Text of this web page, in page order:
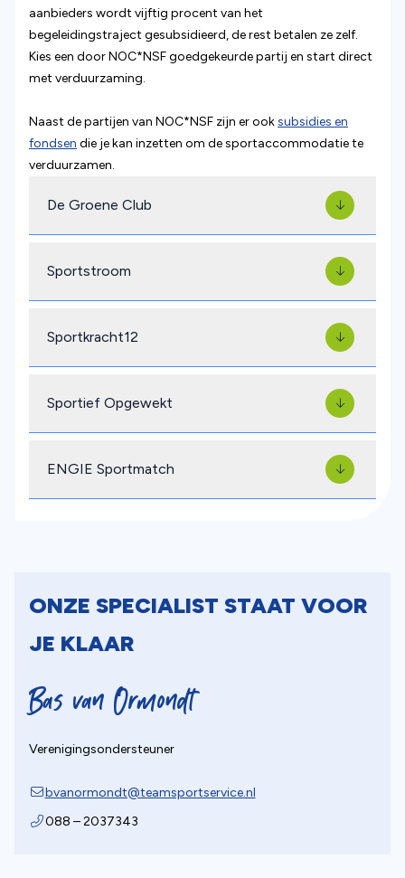
aanbieders wordt vijftig procent van het
begeleidingstraject gesubsidieerd, de rest betalen ze zelf.
Kies een door NOC*NSF goedgekeurde partij en start direct
met verduurzaming.
Naast de partijen van NOC*NSF zijn er ooksubsidies en
fondsen (opent in nieuw tabblad)
die je kan inzetten om de sportaccommodatie te
verduurzamen.
De Groene Club
Sportstroom
Sportkracht12
Sportief Opgewekt
ENGIE Sportmatch
ONZE SPECIALIST STAAT VOOR
JE KLAAR
Bas van Ormondt
Verenigingsondersteuner
bvanormondt@teamsportservice.nl(opent in nieuw tabblad)
088 – 2037343